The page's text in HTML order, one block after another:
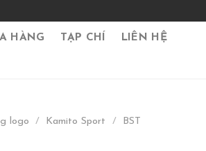
HÀNG TẠP CHÍ LIÊN HỆ
logo / Kamito Sport /
BST